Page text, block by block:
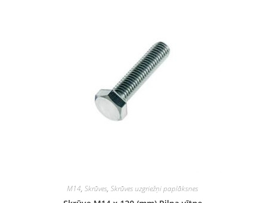
M14, Skrūves, Skrūves uzgriežņi paplāksnes